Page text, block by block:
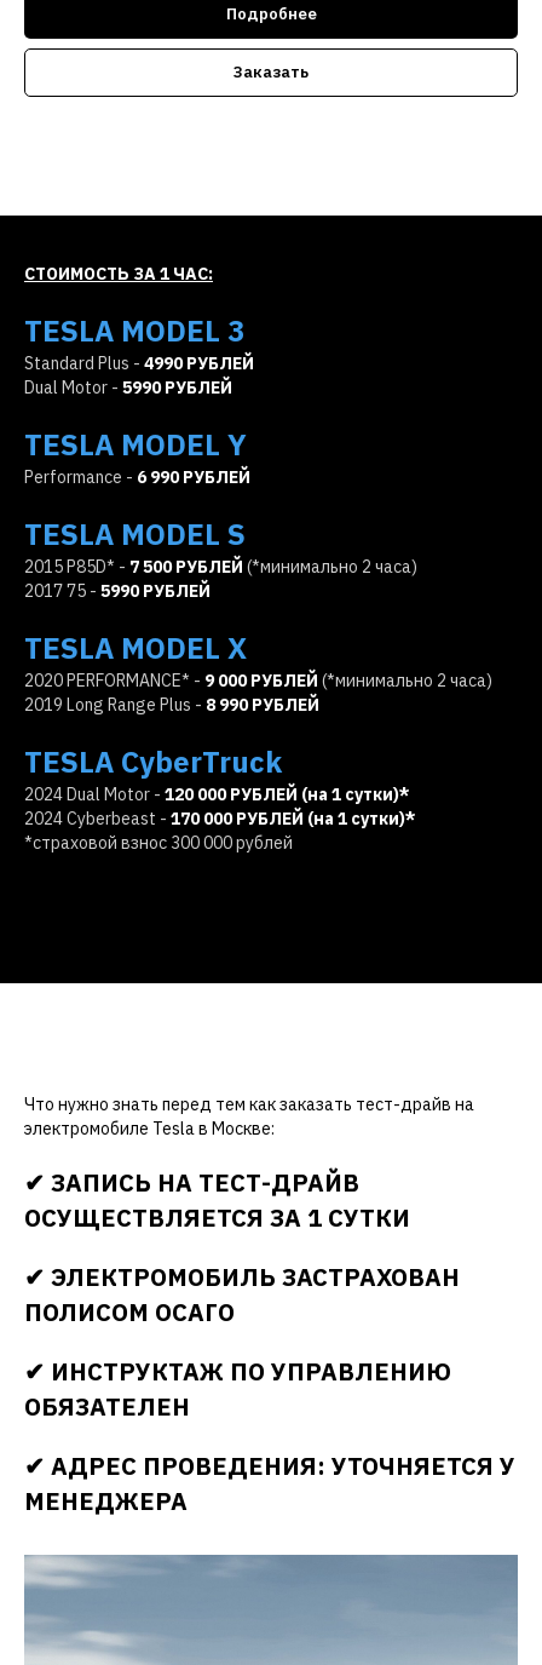
Подробнее
Заказать
СТОИМОСТЬ ЗА 1 ЧАС:
TESLA MODEL 3
Standard Plus - 4990 РУБЛЕЙ
Dual Motor - 5990 РУБЛЕЙ
TESLA MODEL Y
Performance - 6 990 РУБЛЕЙ
TESLA MODEL S
2015 P85D* - 7 500 РУБЛЕЙ (*минимально 2 часа)
2017 75 - 5990 РУБЛЕЙ
TESLA MODEL X
2020 PERFORMANCE* - 9 000 РУБЛЕЙ (*минимально 2 часа)
2019 Long Range Plus - 8 990 РУБЛЕЙ
TESLA CyberTruck
2024 Dual Motor - 120 000 РУБЛЕЙ (на 1 сутки)*
2024 Cyberbeast - 170 000 РУБЛЕЙ (на 1 сутки)*
*страховой взнос 300 000 рублей
Что нужно знать перед тем как заказать тест-драйв на
электромобиле Tesla в Москве:
✔ ЗАПИСЬ НА ТЕСТ-ДРАЙВ
ОСУЩЕСТВЛЯЕТСЯ ЗА 1 СУТКИ
✔ ЭЛЕКТРОМОБИЛЬ ЗАСТРАХОВАН
ПОЛИСОМ ОСАГО
✔ ИНСТРУКТАЖ ПО УПРАВЛЕНИЮ
ОБЯЗАТЕЛЕН
✔ АДРЕС ПРОВЕДЕНИЯ: УТОЧНЯЕТСЯ У
МЕНЕДЖЕРА